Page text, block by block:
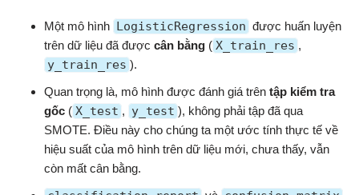
Một mô hình LogisticRegression được huấn luyện
trên dữ liệu đã được cân bằng ( X_train_res ,
y_train_res ).
Quan trọng là, mô hình được đánh giá trên tập kiểm tra
gốc ( X_test , y_test ), không phải tập đã qua
SMOTE. Điều này cho chúng ta một ước tính thực tế về
hiệu suất của mô hình trên dữ liệu mới, chưa thấy, vẫn
còn mất cân bằng.